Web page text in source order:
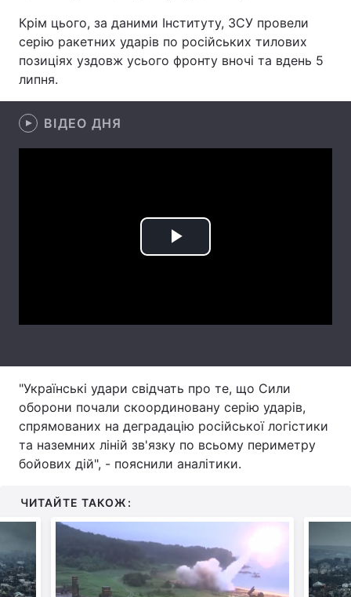
Техно і зв'язок Лайт
Зброя Інциденти
Цікавинки
Послуги
Крім цього, за даними Інституту, ЗСУ провели
серію ракетних ударів по російських тилових
позиціях уздовж усього фронту вночі та вдень 5
липня.
ВІДЕО ДНЯ
Play
"Українські удари свідчать про те, що Сили
оборони почали скоординовану серію ударів,
спрямованих на деградацію російської логістики
та наземних ліній зв'язку по всьому периметру
бойових дій", - пояснили аналітики.
ЧИТАЙТЕ ТАКОЖ: